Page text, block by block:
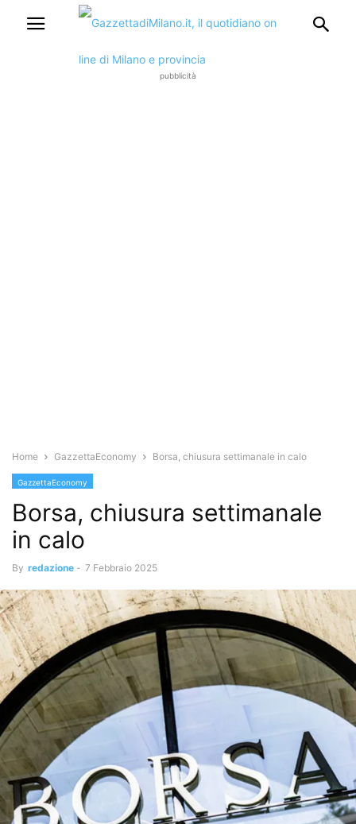
pubblicità
Home GazzettaEconomy Borsa, chiusura settimanale in calo
GazzettaEconomy
Borsa, chiusura settimanale
in calo
By redazione - 7 Febbraio 2025